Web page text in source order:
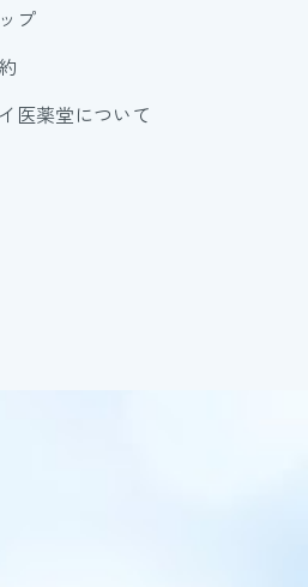
プ
医薬堂について